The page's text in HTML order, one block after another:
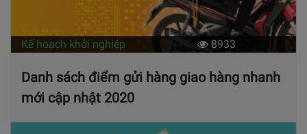
Kế hoạch khởi nghiệp 8933
Danh sách điểm gửi hàng giao hàng nhanh
mới cập nhật 2020